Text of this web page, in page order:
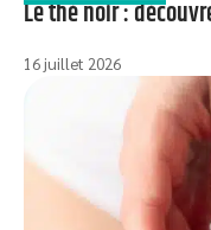
Le thé noir :
16 juillet 2026